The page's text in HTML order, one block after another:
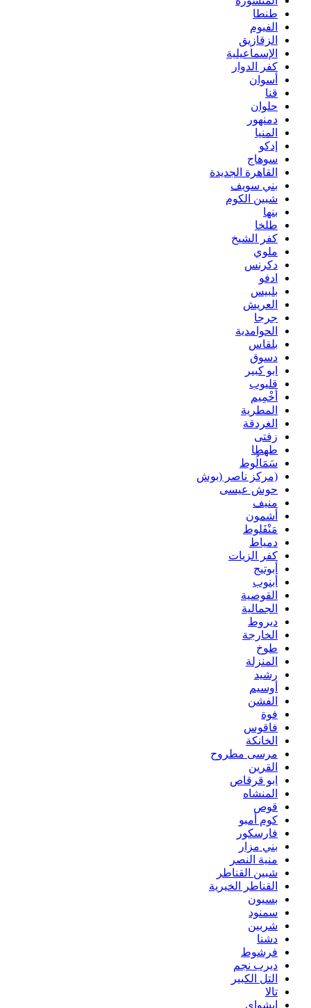
طنطا
الفيوم
الزقازيق
الإسماعيلية
كفر الدوار
أسوان
قنا
حلوان
دمنهور
المنيا
إدكو
سوهاج
القاهرة الجديدة
بني سويف
شبين الكوم
بنها
طلخا
كفر الشيخ
ملوي
دكرنس
ادفو
بلبيس
العريش
جرجا
الحوامدية
بلقاس
دسوق
ابو كبير
قليوب
أخْمِيم
المطرية
الغردقة
زفتى
طهطا
سَمَالُوط
(مركز ناصر (بوش
حوش عيسى
منيف
أشمون
مَنْفَلوط
دمياط
كفر الزيات
أبوتيج
أبنوب
القوصية
الجمالية
ديروط
الخارجة
طوخ
المنزلة
رشيد
أوسيم
الفشن
فوة
فاقوس
الخانكة
مرسى مطروح
القرين
ابو قرقاص
المنشاه
قوص
كوم أمبو
فارسكور
بني مزار
منية النصر
شبين القناطر
القناطر الخيرية
بسيون
سمنود
شربين
دشنا
فرشوط
ديرب نجم
التل الكبير
تالا
ابشواى